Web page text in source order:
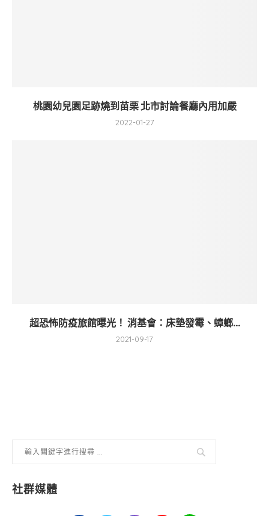
桃園幼兒園足跡燒到苗栗 北市討論餐廳內用加嚴
2022-01-27
超恐怖防疫旅館曝光！ 消基會：床墊發霉、蟑螂...
2021-09-17
社群媒體